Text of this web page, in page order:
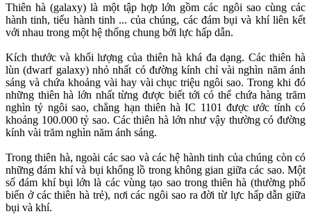
Thiên hà (galaxy) là một tập hợp lớn gồm các ngôi sao cùng các
hành tinh, tiểu hành tinh ... của chúng, các đám bụi và khí liên kết
với nhau trong một hệ thống chung bởi lực hấp dẫn.
Kích thước và khối lượng của thiên hà khá đa dạng. Các thiên hà
lùn (dwarf galaxy) nhỏ nhất có đường kính chỉ vài nghìn năm ánh
sáng và chứa khoảng vài hay vài chục triệu ngôi sao. Trong khi đó
những thiên hà lớn nhất từng được biết tới có thể chứa hàng trăm
nghìn tỷ ngôi sao, chẳng hạn thiên hà IC 1101 được ước tính có
khoảng 100.000 tỷ sao. Các thiên hà lớn như vậy thường có đường
kính vài trăm nghìn năm ánh sáng.
Trong thiên hà, ngoài các sao và các hệ hành tinh của chúng còn có
những đám khí và bụi khổng lồ trong không gian giữa các sao. Một
số đám khí bụi lớn là các vùng tạo sao trong thiên hà (thường phổ
biến ở các thiên hà trẻ), nơi các ngôi sao ra đời từ lực hấp dẫn giữa
bụi và khí.